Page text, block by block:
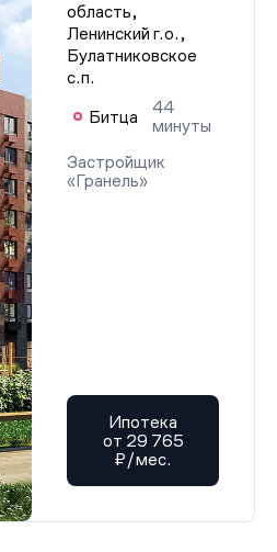
область,
Ленинский г.о.,
Булатниковское
с.п.
Битца
44
минуты
Застройщик
«Гранель»
Ипотека
от 29 765
₽/мес.